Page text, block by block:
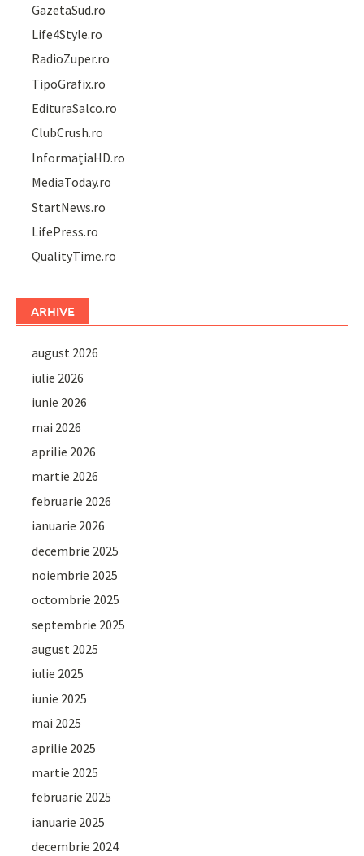
GazetaSud.ro
Life4Style.ro
RadioZuper.ro
TipoGrafix.ro
EdituraSalco.ro
ClubCrush.ro
InformațiaHD.ro
MediaToday.ro
StartNews.ro
LifePress.ro
QualityTime.ro
ARHIVE
august 2026
iulie 2026
iunie 2026
mai 2026
aprilie 2026
martie 2026
februarie 2026
ianuarie 2026
decembrie 2025
noiembrie 2025
octombrie 2025
septembrie 2025
august 2025
iulie 2025
iunie 2025
mai 2025
aprilie 2025
martie 2025
februarie 2025
ianuarie 2025
decembrie 2024